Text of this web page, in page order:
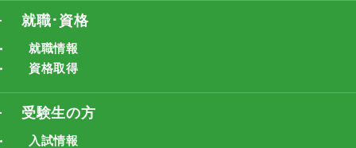
就職･資格
就職情報
資格取得
受験生の方
入試情報